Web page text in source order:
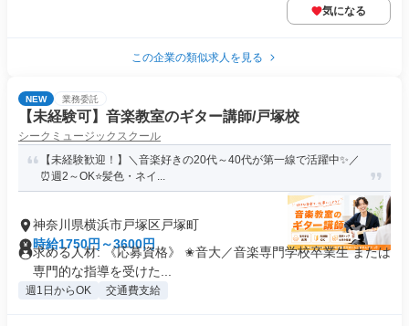
気になる
この企業の類似求人を見る
NEW 業務委託
【未経験可】音楽教室のギター講師/戸塚校
シークミュージックスクール
【未経験歓迎！】＼音楽好きの20代～40代が第一線で活躍中✨️／
⏰週2～OK⭐️髪色・ネイ...
神奈川県横浜市戸塚区戸塚町
時給1750円～3600円
求める人材: 《応募資格》 ✬音大／音楽専門学校卒業生 または
専門的な指導を受けた...
週1日からOK 交通費支給